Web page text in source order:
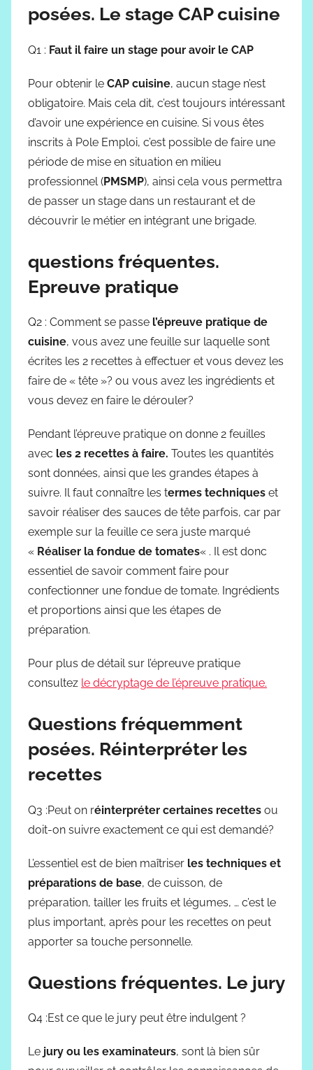
posées. Le stage CAP cuisine
Q1 : Faut il faire un stage pour avoir le CAP
Pour obtenir le CAP cuisine, aucun stage n’est
obligatoire. Mais cela dit, c’est toujours intéressant
d’avoir une expérience en cuisine. Si vous êtes
inscrits à Pole Emploi, c’est possible de faire une
période de mise en situation en milieu
professionnel (PMSMP), ainsi cela vous permettra
de passer un stage dans un restaurant et de
découvrir le métier en intégrant une brigade.
questions fréquentes.
Epreuve pratique
Q2 : Comment se passe l’épreuve pratique de
cuisine, vous avez une feuille sur laquelle sont
écrites les 2 recettes à effectuer et vous devez les
faire de « tête »? ou vous avez les ingrédients et
vous devez en faire le dérouler?
Pendant l’épreuve pratique on donne 2 feuilles
avec les 2 recettes à faire. Toutes les quantités
sont données, ainsi que les grandes étapes à
suivre. Il faut connaître les termes techniques et
savoir réaliser des sauces de tête parfois, car par
exemple sur la feuille ce sera juste marqué
« Réaliser la fondue de tomates« . Il est donc
essentiel de savoir comment faire pour
confectionner une fondue de tomate. Ingrédients
et proportions ainsi que les étapes de
préparation.
Pour plus de détail sur l’épreuve pratique
consultez le décryptage de l’épreuve pratique.
Questions fréquemment
posées. Réinterpréter les
recettes
Q3 :Peut on réinterpréter certaines recettes ou
doit-on suivre exactement ce qui est demandé?
L’essentiel est de bien maîtriser les techniques et
préparations de base, de cuisson, de
préparation, tailler les fruits et légumes, … c’est le
plus important, après pour les recettes on peut
apporter sa touche personnelle.
Questions fréquentes. Le jury
Q4 :Est ce que le jury peut être indulgent ?
Le jury ou les examinateurs, sont là bien sûr